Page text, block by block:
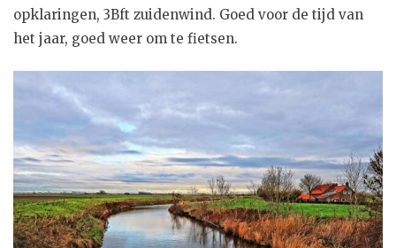
opklaringen, 3Bft zuidenwind. Goed voor de tijd van
het jaar, goed weer om te fietsen.